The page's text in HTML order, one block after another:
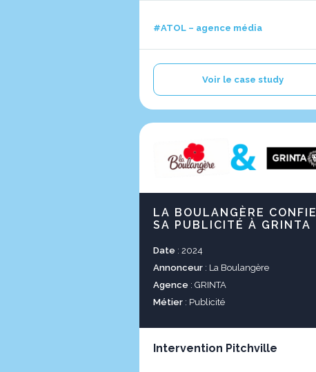
#ATOL – agence média
Voir le case study
LA BOULANGÈRE CONFIE
SA PUBLICITÉ À GRINTA
Date : 2024
Annonceur : La Boulangère
Agence : GRINTA
Métier : Publicité
Intervention Pitchville